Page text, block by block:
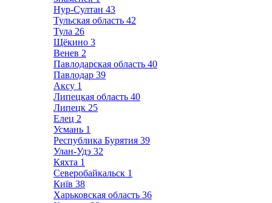
Нур-Султан 43
Тульская область 42
Тула 26
Щёкино 3
Венев 2
Павлодарская область 40
Павлодар 39
Аксу 1
Липецкая область 40
Липецк 25
Елец 2
Усмань 1
Республика Бурятия 39
Улан-Удэ 32
Кяхта 1
Северобайкальск 1
Київ 38
Харьковская область 36